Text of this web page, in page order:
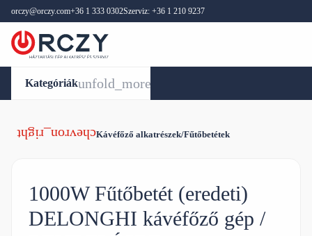
orczy@orczy.com+36 1 333 0302Szerviz: +36 1 210 9237
Kategóriák
Kávéfőző alkatrészek/Fűtőbetétek
1000W Fűtőbetét (eredeti)
DELONGHI kávéfőző gép /